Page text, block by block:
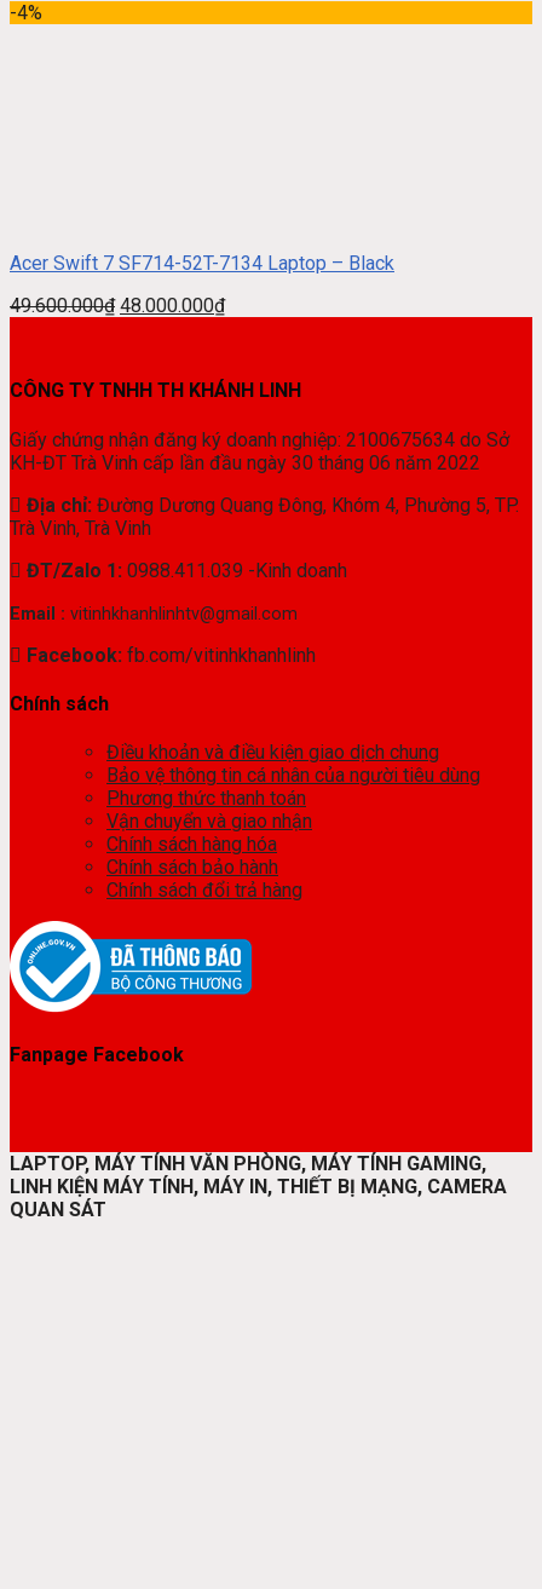
-4%
Acer Swift 7 SF714-52T-7134 Laptop – Black
49.600.000₫ 48.000.000₫
CÔNG TY TNHH TH KHÁNH LINH
Giấy chứng nhận đăng ký doanh nghiệp: 2100675634 do Sở
KH-ĐT Trà Vinh cấp lần đầu ngày 30 tháng 06 năm 2022
Địa chỉ: Đường Dương Quang Đông, Khóm 4, Phường 5, TP.
Trà Vinh, Trà Vinh
ĐT/Zalo 1: 0988.411.039 -Kinh doanh
Email : vitinhkhanhlinhtv@gmail.com
Facebook: fb.com/vitinhkhanhlinh
Chính sách
Điều khoản và điều kiện giao dịch chung
Bảo vệ thông tin cá nhân của người tiêu dùng
Phương thức thanh toán
Vận chuyển và giao nhận
Chính sách hàng hóa
Chính sách bảo hành
Chính sách đổi trả hàng
Fanpage Facebook
LAPTOP, MÁY TÍNH VĂN PHÒNG, MÁY TÍNH GAMING,
LINH KIỆN MÁY TÍNH, MÁY IN, THIẾT BỊ MẠNG, CAMERA
QUAN SÁT